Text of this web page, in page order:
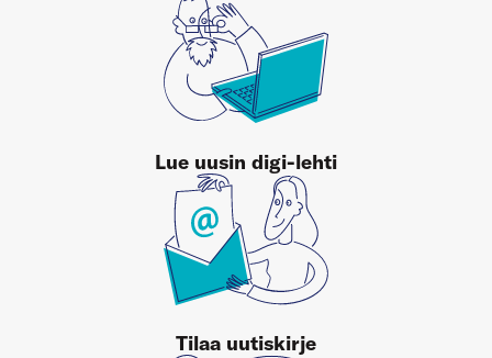
Lue uusin digi-lehti
Tilaa uutiskirje